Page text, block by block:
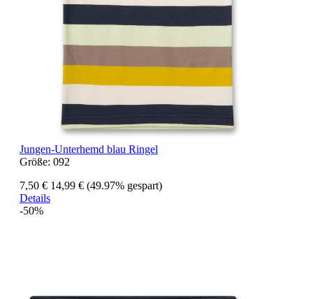
Jungen-Unterhemd blau Ringel
Größe: 092
7,50 € 14,99 € (49.97% gespart)
Details
-50%